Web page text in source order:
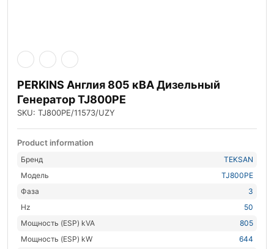
PERKINS Англия 805 кВА Дизельный
Генератор TJ800PE
SKU: TJ800PE/11573/UZY
Product information
Бренд
TEKSAN
Модель
TJ800PE
Фаза
3
Hz
50
Мощность (ESP) kVA
805
Мощность (ESP) kW
644